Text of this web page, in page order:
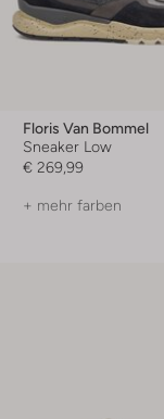
Floris Van Bommel
Sneaker Low
€ 269,99
+ mehr farben